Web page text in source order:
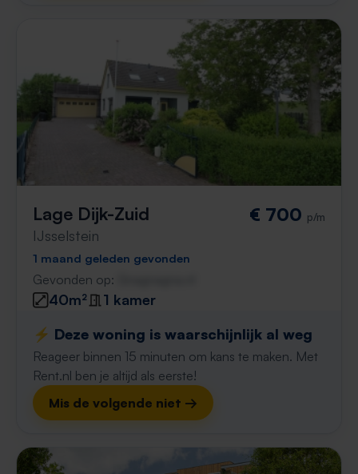
Lage Dijk-Zuid
IJsselstein
€ 700 p/m
1 maand geleden gevonden
Gevonden op:
40m²
1 kamer
⚡️ Deze woning is waarschijnlijk al weg
Reageer binnen 15 minuten om kans te maken. Met
Rent.nl ben je altijd als eerste!
Mis de volgende niet →